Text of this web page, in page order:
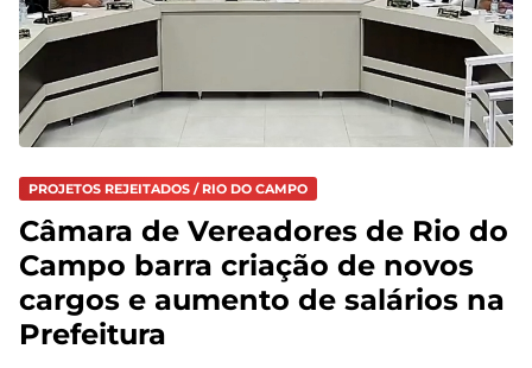
PROJETOS REJEITADOS / RIO DO CAMPO
Câmara de Vereadores de Rio do
Campo barra criação de novos
cargos e aumento de salários na
Prefeitura